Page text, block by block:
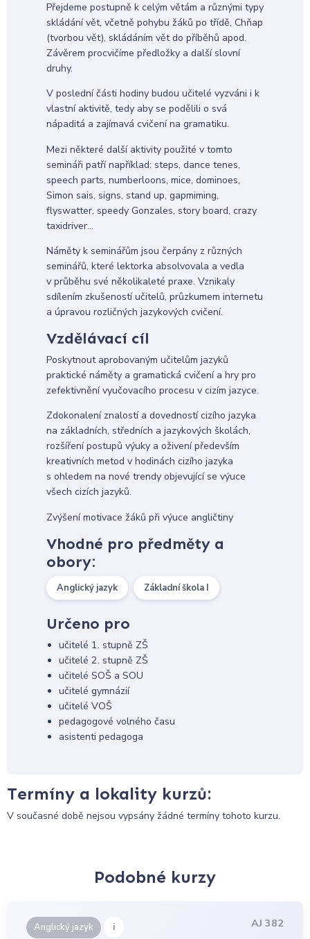
Přejdeme postupně k celým větám a různými typy
skládání vět, včetně pohybu žáků po třídě, Chňap
(tvorbou vět), skládáním vět do příběhů apod.
Závěrem procvičíme předložky a další slovní
druhy.
V poslední části hodiny budou učitelé vyzváni i k
vlastní aktivitě, tedy aby se podělili o svá
nápaditá a zajímavá cvičení na gramatiku.
Mezi některé další aktivity použité v tomto
semináři patří například: steps, dance tenes,
speech parts, numberloons, mice, dominoes,
Simon sais, signs, stand up, gapmiming,
flyswatter, speedy Gonzales, story board, crazy
taxidriver...
Náměty k seminářům jsou čerpány z různých
seminářů, které lektorka absolvovala a vedla
v průběhu své několikaleté praxe. Vznikaly
sdílením zkušeností učitelů, průzkumem internetu
a úpravou rozličných jazykových cvičení.
Vzdělávací cíl
Poskytnout aprobovaným učitelům jazyků
praktické náměty a gramatická cvičení a hry pro
zefektivnění vyučovacího procesu v cizím jazyce.
Zdokonalení znalostí a dovedností cizího jazyka
na základních, středních a jazykových školách,
rozšíření postupů výuky a oživení především
kreativních metod v hodinách cizího jazyka
s ohledem na nové trendy objevující se výuce
všech cizích jazyků.
Zvýšení motivace žáků při výuce angličtiny
Vhodné pro předměty a
obory:
Anglický jazyk Základní škola I
Určeno pro
učitelé 1. stupně ZŠ
učitelé 2. stupně ZŠ
učitelé SOŠ a SOU
učitelé gymnázií
učitelé VOŠ
pedagogové volného času
asistenti pedagoga
Termíny a lokality kurzů:
V současné době nejsou vypsány žádné termíny tohoto kurzu.
Podobné kurzy
Anglický jazyk i AJ 382